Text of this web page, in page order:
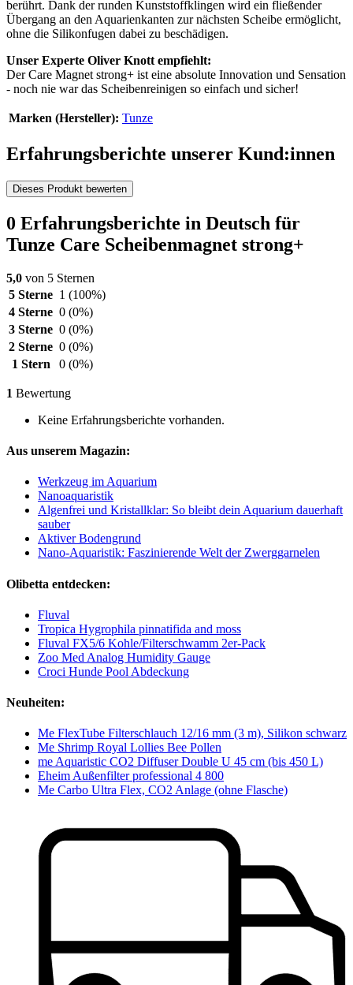
berührt. Dank der runden Kunststoffklingen wird ein fließender
Übergang an den Aquarienkanten zur nächsten Scheibe ermöglicht,
ohne die Silikonfugen dabei zu beschädigen.
Unser Experte Oliver Knott empfiehlt:
Der Care Magnet strong+ ist eine absolute Innovation und Sensation
- noch nie war das Scheibenreinigen so einfach und sicher!
Marken (Hersteller): Tunze
Erfahrungsberichte unserer Kund:innen
Dieses Produkt bewerten
0 Erfahrungsberichte in Deutsch für
Tunze Care Scheibenmagnet strong+
5,0 von 5 Sternen
5 Sterne 1 (100%)
4 Sterne 0 (0%)
3 Sterne 0 (0%)
2 Sterne 0 (0%)
1 Stern
0 (0%)
1 Bewertung
Keine Erfahrungsberichte vorhanden.
Aus unserem Magazin:
Werkzeug im Aquarium
Nanoaquaristik
Algenfrei und Kristallklar: So bleibt dein Aquarium dauerhaft
sauber
Aktiver Bodengrund
Nano-Aquaristik: Faszinierende Welt der Zwerggarnelen
Olibetta entdecken:
Fluval
Tropica Hygrophila pinnatifida and moss
Fluval FX5/6 Kohle/Filterschwamm 2er-Pack
Zoo Med Analog Humidity Gauge
Croci Hunde Pool Abdeckung
Neuheiten:
Me FlexTube Filterschlauch 12/16 mm (3 m), Silikon schwarz
Me Shrimp Royal Lollies Bee Pollen
me Aquaristic CO2 Diffuser Double U 45 cm (bis 450 L)
Eheim Außenfilter professional 4 800
Me Carbo Ultra Flex, CO2 Anlage (ohne Flasche)